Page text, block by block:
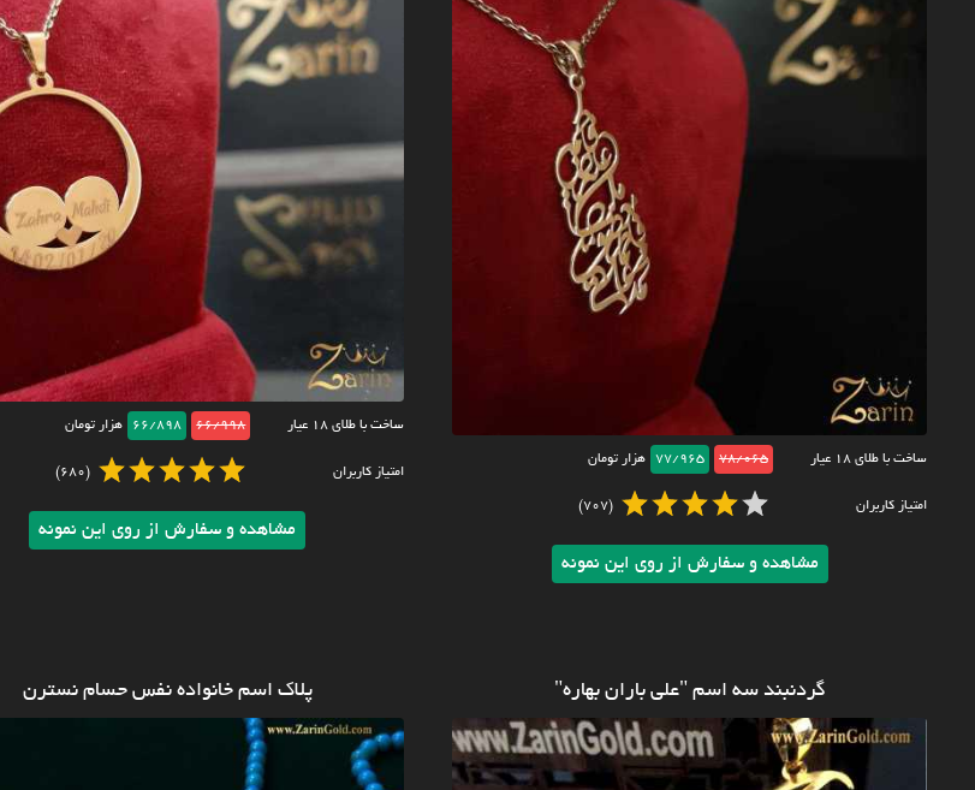
ساخت با طلای ۱۸ عیار 78/065
77/965 هزار تومان
امتیاز کاربران (707)
مشاهده و سفارش از روی این نمونه
ساخت با طلای ۱۸ عیار 66/998
66/898 هزار تومان
امتیاز کاربران (680)
مشاهده و سفارش از روی این نمونه
گردنبند سه اسم "علی باران بهاره" پلاک اسم خانواده نفس حسام نسترن